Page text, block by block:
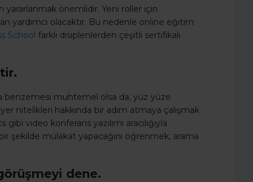
yararlanmak önemlidir. Yeni roller için
yardımcı olacaktır. Bu nedenle online eğitim
School farklı disiplenlerden çeşitli sertifikalı
benzemesi muhtemel olsa da, yüz yüze
nitelikleri hakkında bir adım atmaya çalışmak
video konferans yazılımı aracılığıyla
şekilde mülakat yapacağını öğrenmek, arama
dene.